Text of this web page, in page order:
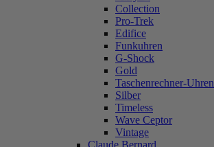
Collection
Pro-Trek
Edifice
Funkuhren
G-Shock
Gold
Taschenrechner-Uhren
Silber
Timeless
Wave Ceptor
Vintage
Claude Bernard